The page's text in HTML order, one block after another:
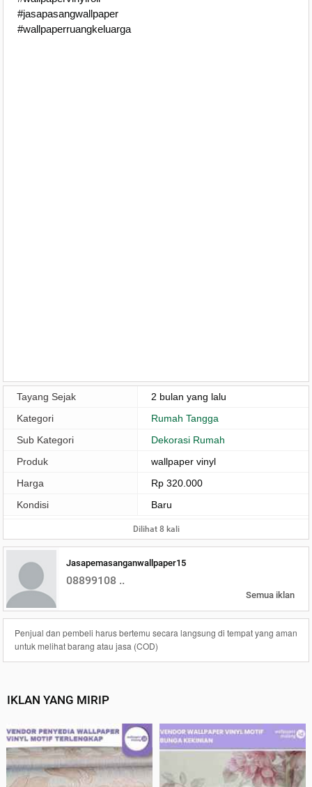
#jasapasangwallpaper
#wallpaperruangkeluarga
Tayang Sejak
2 bulan yang lalu
Kategori
Rumah Tangga
Sub Kategori
Dekorasi Rumah
Produk
wallpaper vinyl
Harga
Rp 320.000
Kondisi
Baru
Dilihat 8 kali
Jasapemasanganwallpaper15
08899108 ..
Semua iklan
Penjual dan pembeli harus bertemu secara langsung di tempat yang aman
untuk melihat barang atau jasa (COD)
IKLAN YANG MIRIP